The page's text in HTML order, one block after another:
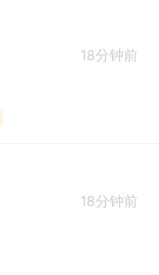
18分钟前
18分钟前